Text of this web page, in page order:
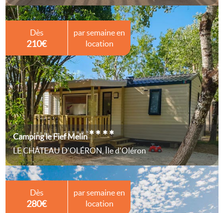
Dès
210€
par semaine en
location
Camping le Fief Melin****
LE CHÂTEAU D'OLÉRON, Île d'Oléron
Dès
280€
par semaine en
location